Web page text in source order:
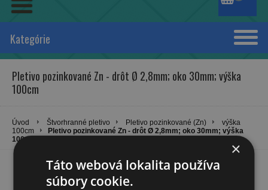
Kategórie
Pletivo pozinkované Zn - drôt Ø 2,8mm; oko 30mm; výška
100cm
Úvod Štvorhranné pletivo Pletivo pozinkované (Zn)
výška
100cm
Pletivo pozinkované Zn - drôt Ø 2,8mm; oko 30mm; výška
100cm
×
Táto webová lokalita používa
súbory cookie.